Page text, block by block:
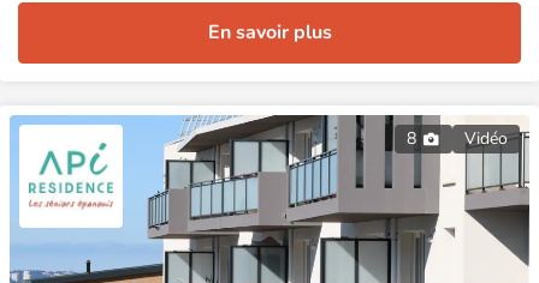
En savoir plus
8 Vidéo